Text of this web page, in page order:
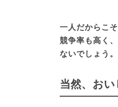
一人だからこ
競争率も高く
ないでしょう。
当然、おい